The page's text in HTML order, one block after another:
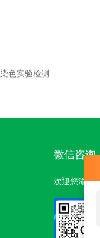
色实验检测
微信咨询
欢迎您添加